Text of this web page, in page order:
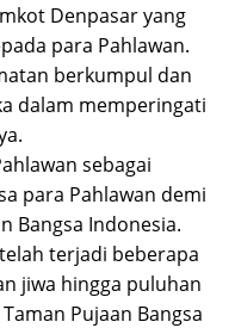
Denpasar yang
para Pahlawan.
berkumpul dan
dalam memperingati
sebagai
para Pahlawan demi
Bangsa Indonesia.
terjadi beberapa
jiwa hingga puluhan
Pujaan Bangsa